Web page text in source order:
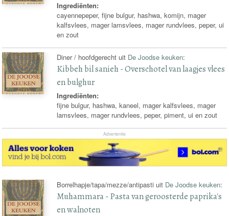
Ingrediënten:
cayennepeper, fijne bulgur, hashwa, komijn, mager
kalfsvlees, mager lamsvlees, mager rundvlees, peper, ui
en zout
Diner / hoofdgerecht uit De Joodse keuken:
Kibbeh bil sanieh - Overschotel van laagjes vlees
en bulghur
Ingrediënten:
fijne bulgur, hashwa, kaneel, mager kalfsvlees, mager
lamsvlees, mager rundvlees, peper, piment, ui en zout
Advertentie
Borrelhapje/tapa/mezze/antipasti uit De Joodse keuken:
Muhammara - Pasta van geroosterde paprika's
en walnoten